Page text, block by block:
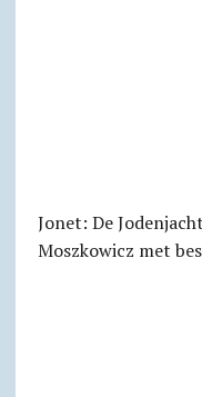
Jonet: De
Moszkowicz met